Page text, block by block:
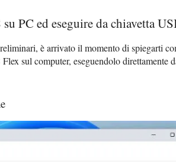
PC ed eseguire da chiavetta
è arrivato il momento di spiegarti
sul computer, eseguendolo direttamente